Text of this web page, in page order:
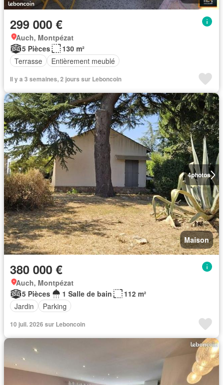
299 000 €
Auch, Montpézat
5 Pièces
130 m²
Terrasse
Entièrement meublé
Il y a 3 semaines, 2 jours sur Leboncoin
4photos
Maison
380 000 €
Auch, Montpézat
5 Pièces
1 Salle de bain
112 m²
Jardin
Parking
10 juil. 2026 sur Leboncoin